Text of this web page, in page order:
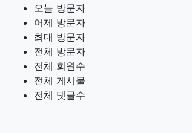
오늘 방문자
어제 방문자
최대 방문자
전체 방문자
전체 회원수
전체 게시물
전체 댓글수